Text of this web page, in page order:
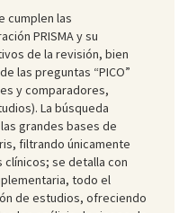
cumplen las
PRISMA y su
de la revisión, bien
las preguntas “PICO”
y comparadores,
La búsqueda
grandes bases de
filtrando únicamente
se detalla con
todo el
de estudios, ofreciendo